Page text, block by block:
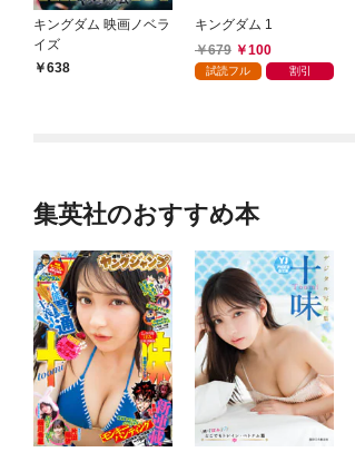
キングダム 映画ノベラ
イズ
638
キングダム 1
679
100
試読フル 割引
集英社のおすすめ本